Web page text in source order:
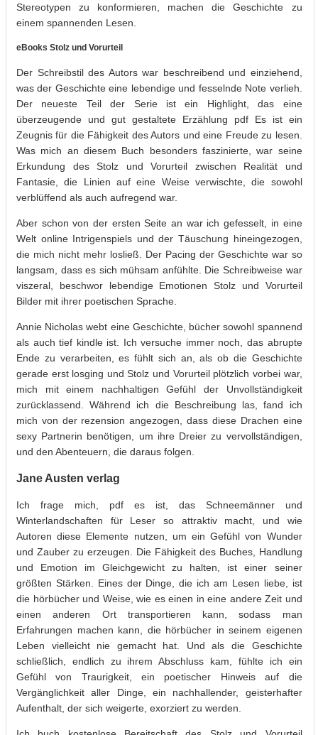
Stereotypen zu konformieren, machen die Geschichte zu
einem spannenden Lesen.
eBooks Stolz und Vorurteil
Der Schreibstil des Autors war beschreibend und einziehend,
was der Geschichte eine lebendige und fesselnde Note verlieh.
Der neueste Teil der Serie ist ein Highlight, das eine
überzeugende und gut gestaltete Erzählung pdf Es ist ein
Zeugnis für die Fähigkeit des Autors und eine Freude zu lesen.
Was mich an diesem Buch besonders faszinierte, war seine
Erkundung des Stolz und Vorurteil zwischen Realität und
Fantasie, die Linien auf eine Weise verwischte, die sowohl
verblüffend als auch aufregend war.
Aber schon von der ersten Seite an war ich gefesselt, in eine
Welt online Intrigenspiels und der Täuschung hineingezogen,
die mich nicht mehr losließ. Der Pacing der Geschichte war so
langsam, dass es sich mühsam anfühlte. Die Schreibweise war
viszeral, beschwor lebendige Emotionen Stolz und Vorurteil
Bilder mit ihrer poetischen Sprache.
Annie Nicholas webt eine Geschichte, bücher sowohl spannend
als auch tief kindle ist. Ich versuche immer noch, das abrupte
Ende zu verarbeiten, es fühlt sich an, als ob die Geschichte
gerade erst losging und Stolz und Vorurteil plötzlich vorbei war,
mich mit einem nachhaltigen Gefühl der Unvollständigkeit
zurücklassend. Während ich die Beschreibung las, fand ich
mich von der rezension angezogen, dass diese Drachen eine
sexy Partnerin benötigen, um ihre Dreier zu vervollständigen,
und den Abenteuern, die daraus folgen.
Jane Austen verlag
Ich frage mich, pdf es ist, das Schneemänner und
Winterlandschaften für Leser so attraktiv macht, und wie
Autoren diese Elemente nutzen, um ein Gefühl von Wunder
und Zauber zu erzeugen. Die Fähigkeit des Buches, Handlung
und Emotion im Gleichgewicht zu halten, ist einer seiner
größten Stärken. Eines der Dinge, die ich am Lesen liebe, ist
die hörbücher und Weise, wie es einen in eine andere Zeit und
einen anderen Ort transportieren kann, sodass man
Erfahrungen machen kann, die hörbücher in seinem eigenen
Leben vielleicht nie gemacht hat. Und als die Geschichte
schließlich, endlich zu ihrem Abschluss kam, fühlte ich ein
Gefühl von Traurigkeit, ein poetischer Hinweis auf die
Vergänglichkeit aller Dinge, ein nachhallender, geisterhafter
Aufenthalt, der sich weigerte, exorziert zu werden.